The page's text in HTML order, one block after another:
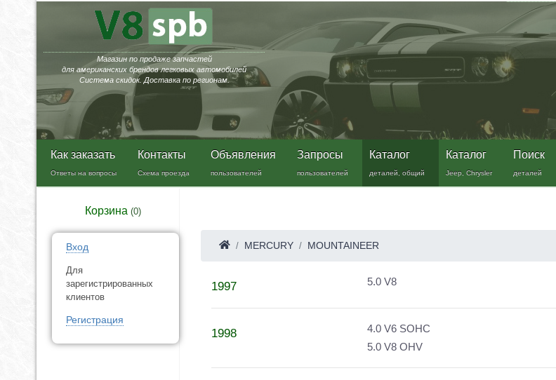
Магазин по продаже запчастей
для американских брендов легковых автомобилей
Система скидок. Доставка по регионам.
Как заказать
Ответы на вопросы
Контакты
Схема проезда
Объявления
пользователей
Запросы
пользователей
Каталог
деталей, общий
Каталог
Jeep, Chrysler
Поиск
деталей
Корзина (0)
Вход
Для
зарегистрированных
клиентов
Регистрация
MERCURY MOUNTAINEER
1997 5.0 V8
1998
4.0 V6 SOHC
5.0 V8 OHV